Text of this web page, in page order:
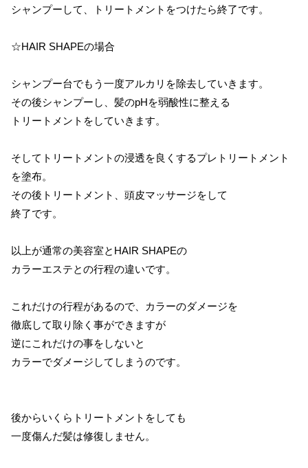
シャンプーして、トリートメントをつけたら終了です。
☆HAIR SHAPEの場合
シャンプー台でもう一度アルカリを除去していきます。
その後シャンプーし、髪のpHを弱酸性に整える
トリートメントをしていきます。
そしてトリートメントの浸透を良くするプレトリートメント
を塗布。
その後トリートメント、頭皮マッサージをして
終了です。
以上が通常の美容室とHAIR SHAPEの
カラーエステとの行程の違いです。
これだけの行程があるので、カラーのダメージを
徹底して取り除く事ができますが
逆にこれだけの事をしないと
カラーでダメージしてしまうのです。
後からいくらトリートメントをしても
一度傷んだ髪は修復しません。